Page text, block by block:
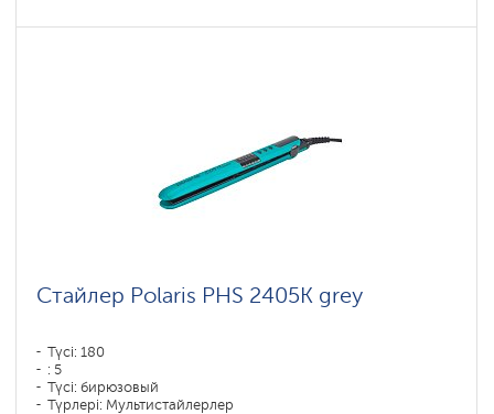
Стайлер Polaris PHS 2405K grey
Түсі: 180
: 5
Түсі: бирюзовый
Түрлері: Мультистайлерлер